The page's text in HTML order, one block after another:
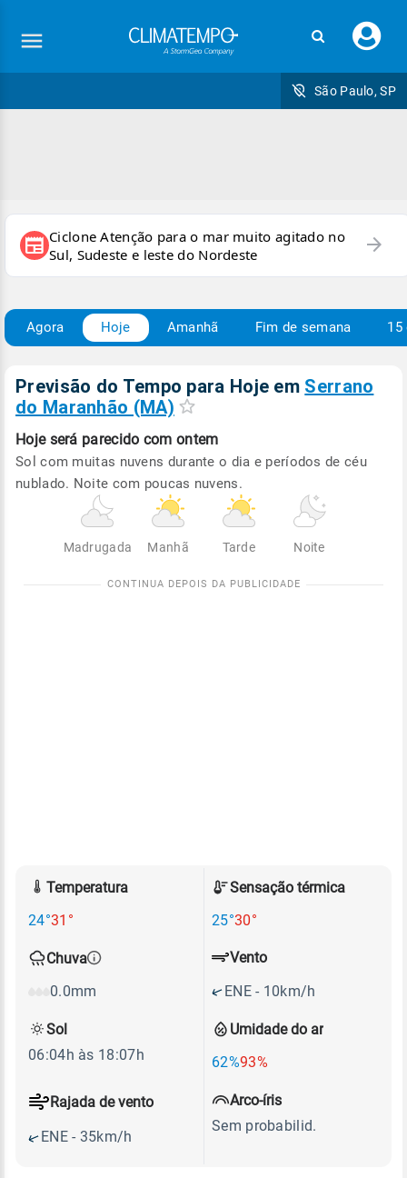
seu
São Paulo, SP
newspaper Ciclone Atenção para o mar muito agitado no
Sul, Sudeste e leste do Nordeste
arrow_forward
Agora Hoje Amanhã Fim de semana 15
Previsão do Tempo para Hoje em Serrano
do Maranhão (MA)
Hoje será parecido com ontem
Sol com muitas nuvens durante o dia e períodos de céu
nublado. Noite com poucas nuvens.
Madrugada Manhã Tarde Noite
Temperatura
24°31°
Sensação térmica
25°30°
Chuva
0.0mm
Umidade do ar
62%93%
Vento
ENE - 10km/h
Rajada de vento
ENE - 35km/h
Sol
06:04h às 18:07h
Arco-íris
Sem probabilid.